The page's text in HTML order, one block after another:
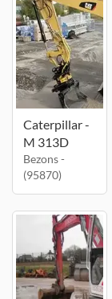
Caterpillar -
M 313D
Bezons -
(95870)